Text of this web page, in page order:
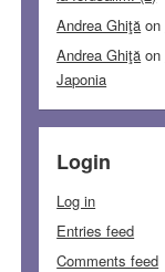
Andrea Ghiţă on
Andrea Ghiţă on
Japonia
Login
Log in
Entries feed
Comments feed